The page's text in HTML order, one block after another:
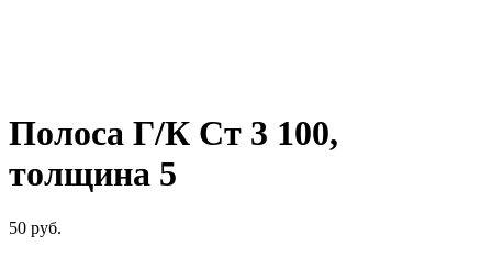
Полоса Г/К Ст 3 100,
толщина 5
50 руб.